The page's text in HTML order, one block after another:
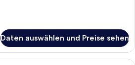
Daten auswählen und Preise sehen